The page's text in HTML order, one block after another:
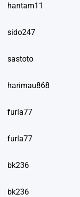
hantam11
sido247
sastoto
harimau868
furla77
furla77
bk236
bk236